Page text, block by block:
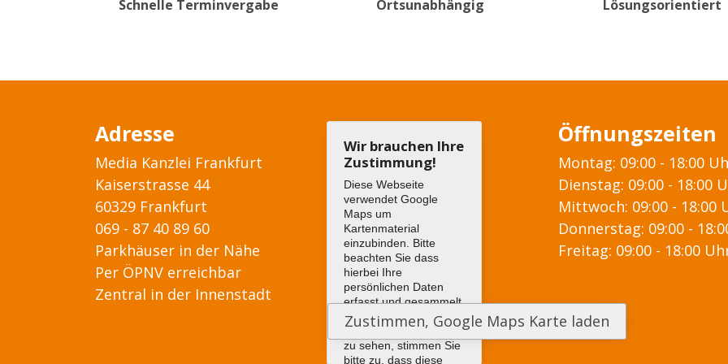
Schnelle Terminvergabe Ortsunabhängig Lösungsorientiert
Adresse
Media Kanzlei Frankfurt
Kaiserstrasse 44
60329 Frankfurt
069 - 87 40 89 60
Parkhäuser in der Nähe
Per ÖPNV erreichbar
Zentral in der Innenstadt
Wir brauchen Ihre
Zustimmung!
Diese Webseite
verwendet Google
Maps um
Kartenmaterial
einzubinden. Bitte
beachten Sie dass
hierbei Ihre
persönlichen Daten
erfasst und gesammelt
werden können. Um
die Google Maps Karte
zu sehen, stimmen Sie
bitte zu, dass diese
Öffnungszeiten
Montag: 09:00 - 18:00
Dienstag: 09:00 - 18:00
Mittwoch: 09:00 - 18:00
Donnerstag: 09:00 -
Freitag: 09:00 - 18:00